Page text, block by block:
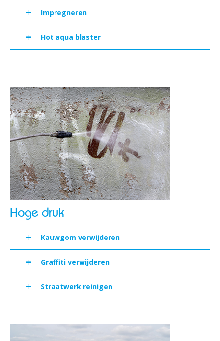
+ Impregneren
+ Hot aqua blaster
Hoge druk
+ Kauwgom verwijderen
+ Graffiti verwijderen
+ Straatwerk reinigen